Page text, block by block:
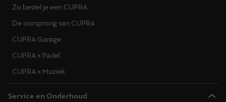
Zo bestel je een CUPRA
De oorsprong van CUPRA
CUPRA Garage
CUPRA x Padel
CUPRA x Muziek
Service en Onderhoud